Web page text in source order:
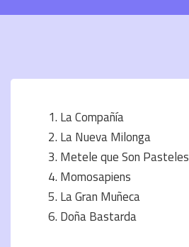
La Compañía
La Nueva Milonga
Metele que Son Pasteles
Momosapiens
La Gran Muñeca
Doña Bastarda